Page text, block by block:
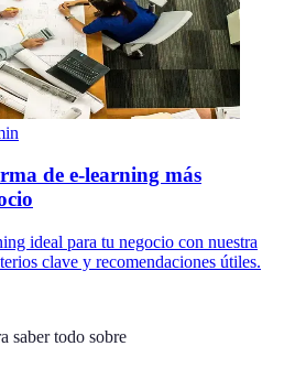
de e-learning más
ideal para tu negocio con nuestra
clave y recomendaciones útiles.
saber todo sobre